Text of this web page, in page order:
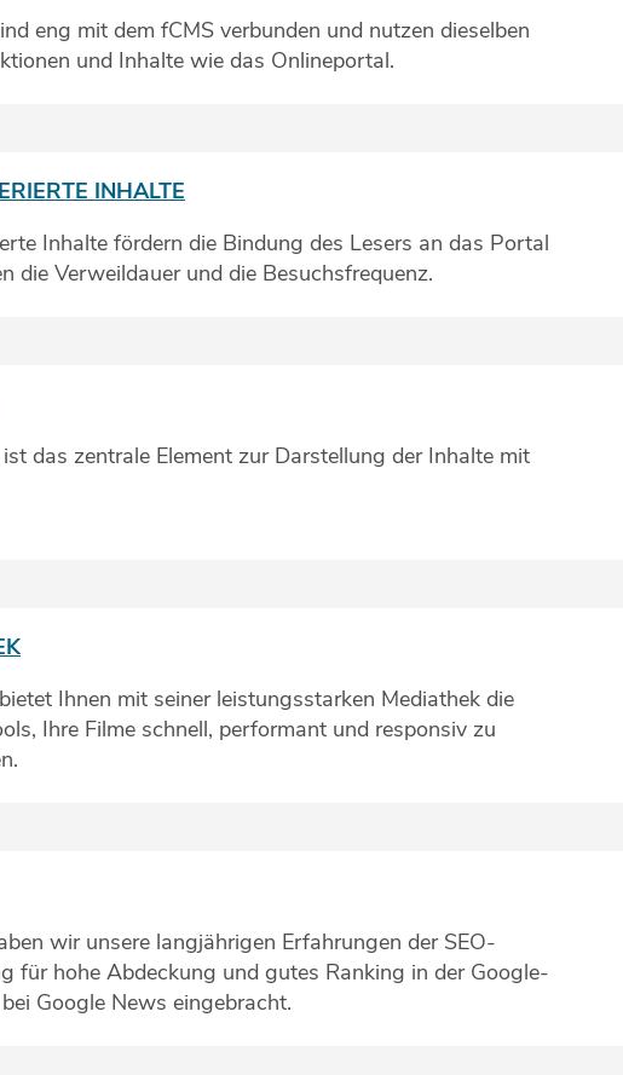
eng mit dem fCMS verbunden und nutzen dieselben
und Inhalte wie das Onlineportal.
INHALTE
Inhalte fördern die Bindung des Lesers an das Portal
die Verweildauer und die Besuchsfrequenz.
das zentrale Element zur Darstellung der Inhalte mit
Ihnen mit seiner leistungsstarken Mediathek die
Ihre Filme schnell, performant und responsiv zu
wir unsere langjährigen Erfahrungen der SEO-
für hohe Abdeckung und gutes Ranking in der Google-
Google News eingebracht.